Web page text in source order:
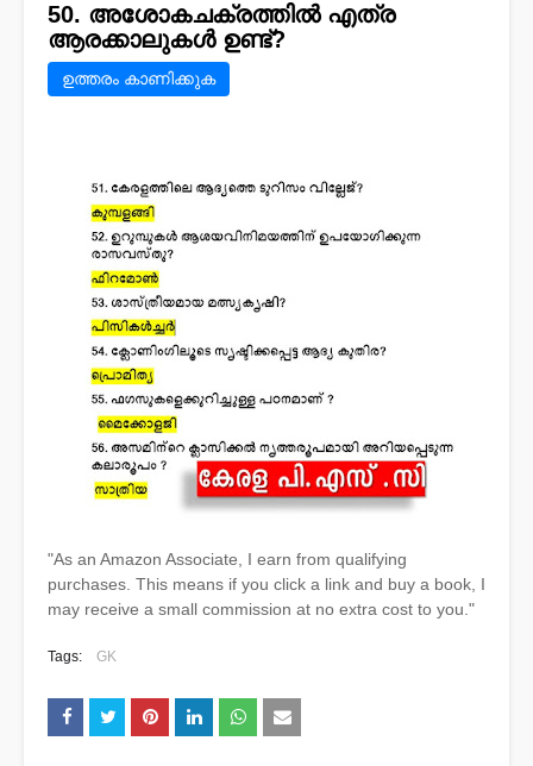
50. അശോകചക്രത്തിൽ എത്ര
ആരക്കാലുകൾ ഉണ്ട്?
ഉത്തരം കാണിക്കുക
"As an Amazon Associate, I earn from qualifying
purchases. This means if you click a link and buy a book, I
may receive a small commission at no extra cost to you."
Tags: GK